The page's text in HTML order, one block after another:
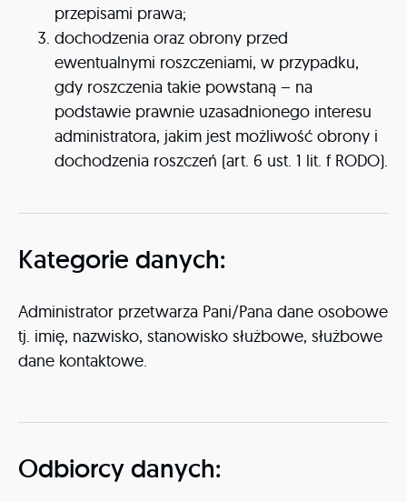
przepisami prawa;
dochodzenia oraz obrony przed
ewentualnymi roszczeniami, w przypadku,
gdy roszczenia takie powstaną – na
podstawie prawnie uzasadnionego interesu
administratora, jakim jest możliwość obrony i
dochodzenia roszczeń (art. 6 ust. 1 lit. f RODO).
Kategorie danych:
Administrator przetwarza Pani/Pana dane osobowe
tj. imię, nazwisko, stanowisko służbowe, służbowe
dane kontaktowe.
Odbiorcy danych: